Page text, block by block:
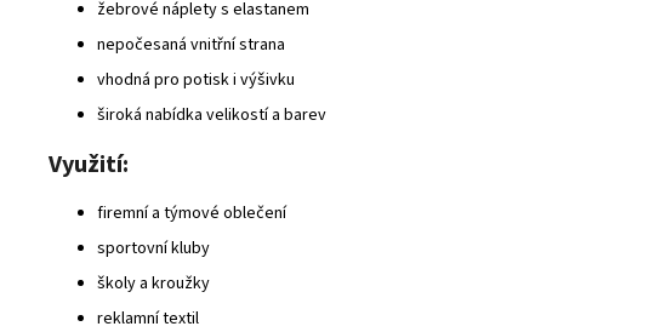
žebrové náplety s elastanem
nepočesaná vnitřní strana
vhodná pro potisk i výšivku
široká nabídka velikostí a barev
Využití:
firemní a týmové oblečení
sportovní kluby
školy a kroužky
reklamní textil